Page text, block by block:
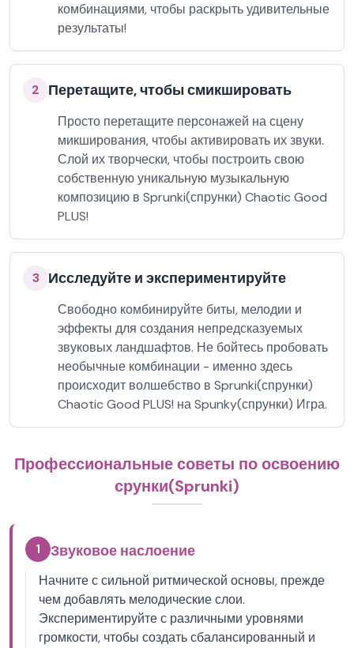
комбинациями, чтобы раскрыть удивительные
результаты!
2 Перетащите, чтобы смикшировать
Просто перетащите персонажей на сцену
микширования, чтобы активировать их звуки.
Слой их творчески, чтобы построить свою
собственную уникальную музыкальную
композицию в Sprunki(спрунки) Chaotic Good
PLUS!
3 Исследуйте и экспериментируйте
Свободно комбинируйте биты, мелодии и
эффекты для создания непредсказуемых
звуковых ландшафтов. Не бойтесь пробовать
необычные комбинации - именно здесь
происходит волшебство в Sprunki(спрунки)
Chaotic Good PLUS! на Spunky(спрунки) Игра.
Профессиональные советы по освоению
срунки(Sprunki)
1 Звуковое наслоение
Начните с сильной ритмической основы, прежде
чем добавлять мелодические слои.
Экспериментируйте с различными уровнями
громкости, чтобы создать сбалансированный и